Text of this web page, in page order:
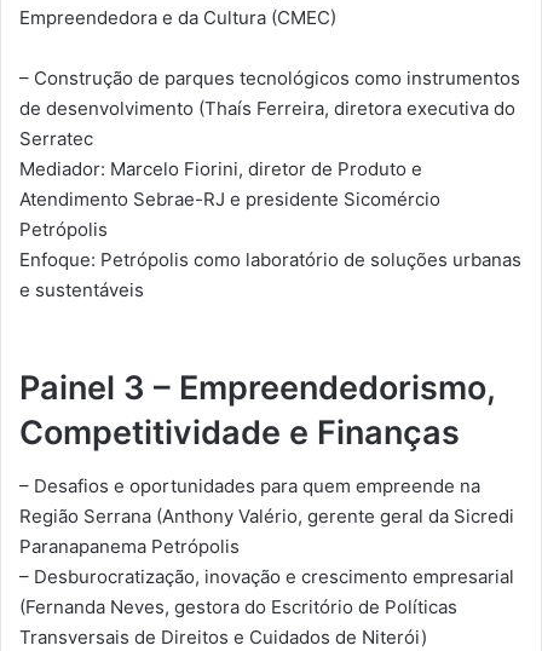
Empreendedora e da Cultura (CMEC)
– Construção de parques tecnológicos como instrumentos
de desenvolvimento (Thaís Ferreira, diretora executiva do
Serratec
Mediador: Marcelo Fiorini, diretor de Produto e
Atendimento Sebrae-RJ e presidente Sicomércio
Petrópolis
Enfoque: Petrópolis como laboratório de soluções urbanas
e sustentáveis
Painel 3 – Empreendedorismo,
Competitividade e Finanças
– Desafios e oportunidades para quem empreende na
Região Serrana (Anthony Valério, gerente geral da Sicredi
Paranapanema Petrópolis
– Desburocratização, inovação e crescimento empresarial
(Fernanda Neves, gestora do Escritório de Políticas
Transversais de Direitos e Cuidados de Niterói)